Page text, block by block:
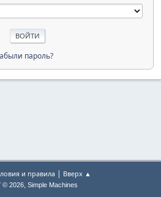
пароль?
и правила | Вверх ▲
© 2026, Simple Machines